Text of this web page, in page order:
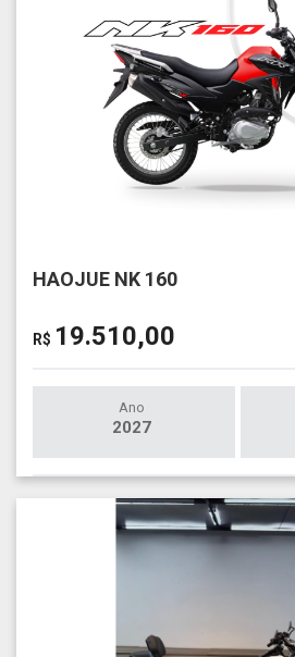
HAOJUE NK 160
R$ 19.510,00
Ano
2027